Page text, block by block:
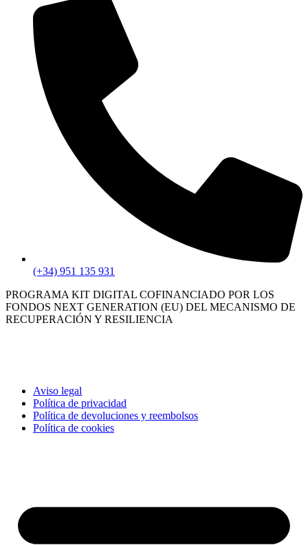
(+34) 951 135 931
PROGRAMA KIT DIGITAL COFINANCIADO POR LOS
FONDOS NEXT GENERATION (EU) DEL MECANISMO DE
RECUPERACIÓN Y RESILIENCIA
Aviso legal
Política de privacidad
Política de devoluciones y reembolsos
Política de cookies